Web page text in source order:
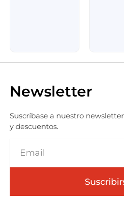
Newsletter
Suscríbase a nuestro
y descuentos.